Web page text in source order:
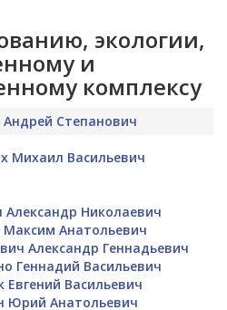
экологии,
и
комплексу
Степанович
Михаил Васильевич
Александр Николаевич
Анатольевич
Александр Геннадьевич
Геннадий Васильевич
Евгений Васильевич
Юрий Анатольевич